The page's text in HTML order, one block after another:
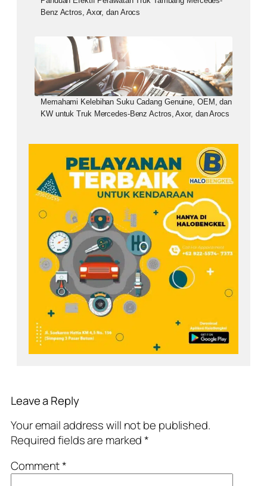
Benz Actros, Axor, dan Arocs
Memahami Kelebihan Suku Cadang Genuine, OEM, dan
KW untuk Truk Mercedes-Benz Actros, Axor, dan Arocs
Leave a Reply
Your email address will not be published.
Required fields are marked*
Comment*